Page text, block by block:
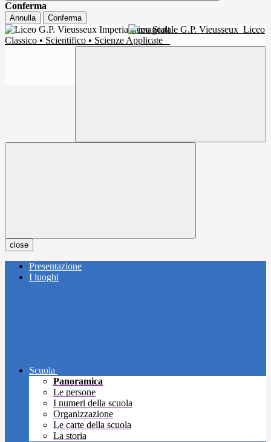
Conferma
Annulla Conferma
Liceo Statale G.P. Vieusseux Liceo
Classico • Scientifico • Scienze Applicate
close
Presentazione
I luoghi
Scuola
Panoramica
Le persone
I numeri della scuola
Organizzazione
Le carte della scuola
La storia